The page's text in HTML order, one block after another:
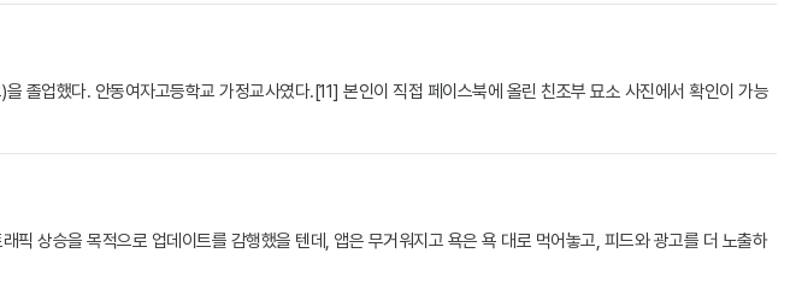
업했다. 안동여자고등학교 가정교사였다.[11] 본인이 직접 페이스북에 올린 친조부 묘소 사진에서 확인이 가능
상승을 목적으로 업데이트를 감행했을 텐데, 앱은 무거워지고 욕은 욕 대로 먹어놓고, 피드와 광고를 더 노출하